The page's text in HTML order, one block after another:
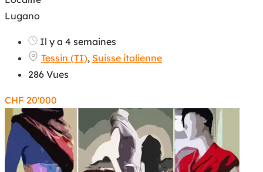
Lugano
Il y a 4 semaines
Tessin (TI), Suisse italienne
286 Vues
CHF 20'000